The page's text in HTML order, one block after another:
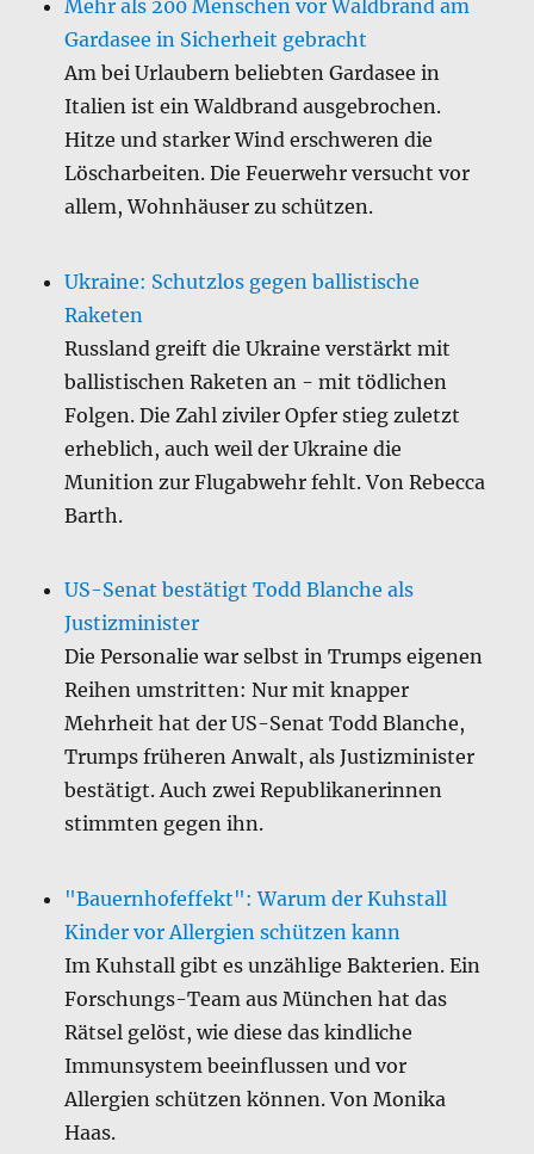
Mehr als 200 Menschen vor Waldbrand am
Gardasee in Sicherheit gebracht
Am bei Urlaubern beliebten Gardasee in
Italien ist ein Waldbrand ausgebrochen.
Hitze und starker Wind erschweren die
Löscharbeiten. Die Feuerwehr versucht vor
allem, Wohnhäuser zu schützen.
Ukraine: Schutzlos gegen ballistische
Raketen
Russland greift die Ukraine verstärkt mit
ballistischen Raketen an - mit tödlichen
Folgen. Die Zahl ziviler Opfer stieg zuletzt
erheblich, auch weil der Ukraine die
Munition zur Flugabwehr fehlt. Von Rebecca
Barth.
US-Senat bestätigt Todd Blanche als
Justizminister
Die Personalie war selbst in Trumps eigenen
Reihen umstritten: Nur mit knapper
Mehrheit hat der US-Senat Todd Blanche,
Trumps früheren Anwalt, als Justizminister
bestätigt. Auch zwei Republikanerinnen
stimmten gegen ihn.
"Bauernhofeffekt": Warum der Kuhstall
Kinder vor Allergien schützen kann
Im Kuhstall gibt es unzählige Bakterien. Ein
Forschungs-Team aus München hat das
Rätsel gelöst, wie diese das kindliche
Immunsystem beeinflussen und vor
Allergien schützen können. Von Monika
Haas.